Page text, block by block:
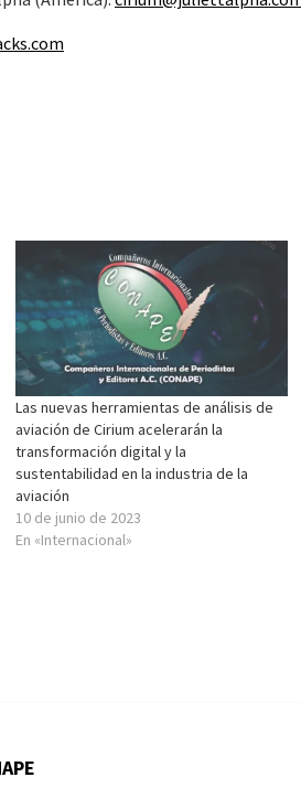
Las nuevas herramientas de análisis de
aviación de Cirium acelerarán la
transformación digital y la
sustentabilidad en la industria de la
aviación
10 de junio de 2023
En «Internacional»